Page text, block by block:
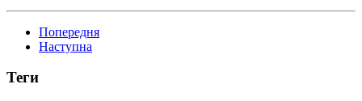
Попередня
Наступна
Теги